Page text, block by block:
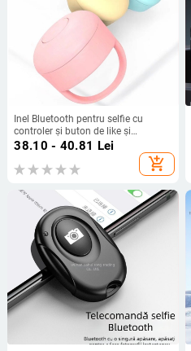
Inel Bluetooth pentru selfie cu
controler și buton de like și
schimbare de pagină — model
Fingertip Praise 01, Bluetooth 5.0,
ABS silica gel, aproximativ 4 g
38.10 - 40.81 Lei
add_shopping_cart